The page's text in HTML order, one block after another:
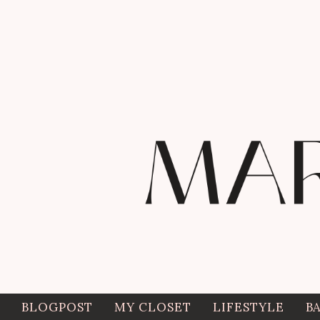
BLOGPOST MY CLOSET LIFESTYLE